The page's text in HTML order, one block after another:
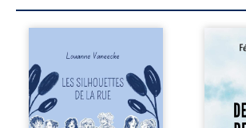
la rue donne la
parole à six
personnages
ordinaires,
traversés par des